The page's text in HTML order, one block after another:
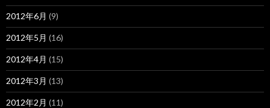
2012年6月 (9)
2012年5月 (16)
2012年4月 (15)
2012年3月 (13)
2012年2月 (11)